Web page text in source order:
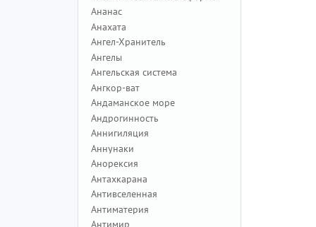
Ананас
Анахата
Ангел-Хранитель
Ангелы
Ангельская система
Ангкор-ват
Андаманское море
Андрогинность
Аннигиляция
Аннунаки
Анорексия
Антахкарана
Антивселенная
Антиматерия
Антимир